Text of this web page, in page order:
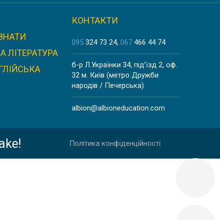
ЛІТЕРАТУРА
КОНТАКТИ
095 324 73 24 067 466 44 74
б-р Л.Українки 34, під’їзд 2, оф.
32 м. Київ (метро Дружби
народів / Печерська)
albion@albioneducation.com
Політика конфіденційності